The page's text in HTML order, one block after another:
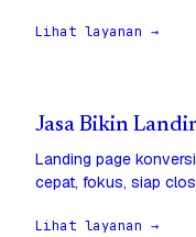
Lihat layanan →
Jasa Bikin
Landing page
cepat, fokus, siap
Lihat layanan →